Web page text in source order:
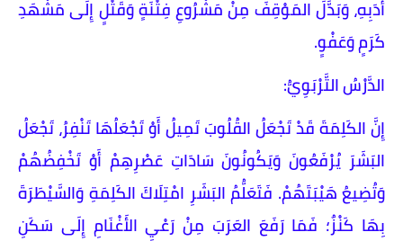
أَدَبِهِ، وَبَدَّلَ المَوْقِفَ مِنْ مَشْرُوعِ فِتْنَةٍ وَقَتْلٍ إِلَى مَشْهَدِ
كَرَمٍ وَعَفْوٍ.
​الدَّرْسُ التَّرْبَوِيُّ:
​إِنَّ الكَلِمَةَ قَدْ تَجْعَلُ القُلُوبَ تَمِيلُ أَوْ تَجْعَلُهَا تَنْفِرُ، تَجْعَلُ
البَشَرَ يُرْفَعُونَ وَيَكُونُونَ سَادَاتِ عَصْرِهِمْ أَوْ تَخْفِضُهُمْ
وَتُضِيعُ هَيْبَتَهُمْ. فَتَعَلُّمُ البَشَرِ امْتِلَاكَ الكَلِمَةِ وَالسَّيْطَرَةَ
بِهَا كَنْزٌ؛ فَمَا رَفَعَ العَرَبَ مِنْ رَعْيِ الأَغْنَامِ إِلَى سَكَنِ